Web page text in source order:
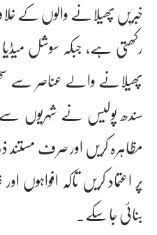
خبریں پھیلانے والوں کے
رکھتی ہے، جبکہ سوشل
پھیلانے والے عناصر سے
سندھ پولیس نے شہریوں
مظاہرہ کریں اور صرف
پر اعتماد کریں تاکہ
بنائی جا سکے۔